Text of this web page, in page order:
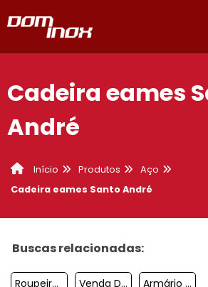
Cadeira eames
André
Início Produtos
Aço
Cadeira eames Santo André
Buscas relacionadas:
Roupeiro De Aço 8 Portas Preço Santo André Venda De Estante De Aço Sacomã Armário De Aço Guarda Volume São Bernardo Do Campo